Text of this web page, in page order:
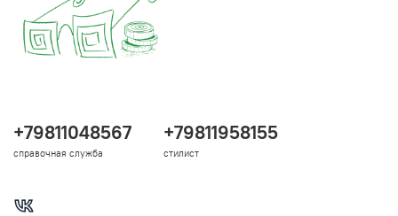
+79811048567
справочная служба
+79811958155
стилист